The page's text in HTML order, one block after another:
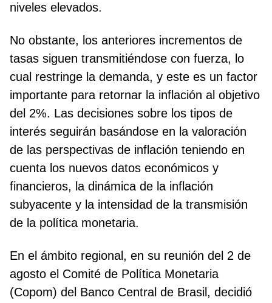
niveles elevados.
No obstante, los anteriores incrementos de
tasas siguen transmitiéndose con fuerza, lo
cual restringe la demanda, y este es un factor
importante para retornar la inflación al objetivo
del 2%. Las decisiones sobre los tipos de
interés seguirán basándose en la valoración
de las perspectivas de inflación teniendo en
cuenta los nuevos datos económicos y
financieros, la dinámica de la inflación
subyacente y la intensidad de la transmisión
de la política monetaria.
En el ámbito regional, en su reunión del 2 de
agosto el Comité de Política Monetaria
(Copom) del Banco Central de Brasil, decidió